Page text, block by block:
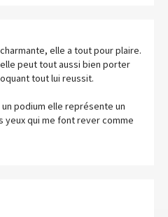
elle a tout pour plaire.
peut tout aussi bien porter
tout lui reussit.
podium elle représente un
qui me font rever comme